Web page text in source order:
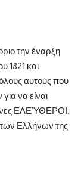
την έναρξη
1821 και
αυτούς που
για να είναι
ΕΛΕΎΘΕΡΟΙ.
Ελλήνων της